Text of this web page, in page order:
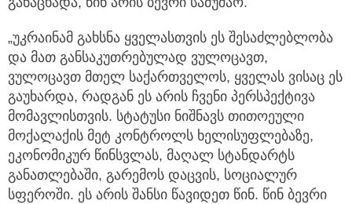
„უკრაინამ გახსნა ყველასთვის ეს შესაძლებლობა
და მათ განსაკუთრებულად ვულოცავთ,
ვულოცავთ მთელ საქართველოს, ყველას ვისაც ეს
გაუხარდა, რადგან ეს არის ჩვენი პერსპექტივა
მომავლისთვის. სტატუსი ნიშნავს თითოეული
მოქალაქის მეტ კონტროლს ხელისუფლებაზე,
ეკონომიკურ წინსვლას, მაღალ სტანდარტს
განათლებაში, გარემოს დაცვის, სოციალურ
სფეროში. ეს არის შანსი წავიდეთ წინ. წინ ბევრი